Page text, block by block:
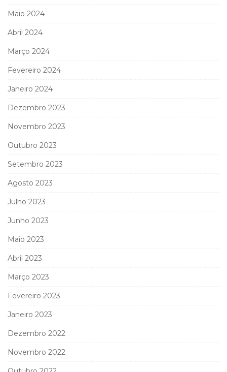
Maio 2024
Abril 2024
Março 2024
Fevereiro 2024
Janeiro 2024
Dezembro 2023
Novembro 2023
Outubro 2023
Setembro 2023
Agosto 2023
Julho 2023
Junho 2023
Maio 2023
Abril 2023
Março 2023
Fevereiro 2023
Janeiro 2023
Dezembro 2022
Novembro 2022